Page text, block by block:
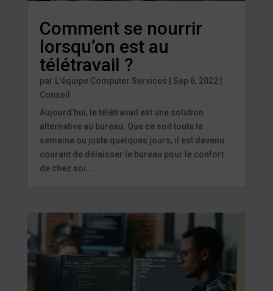
Comment se nourrir
lorsqu’on est au
télétravail ?
par L'équipe Computer Services | Sep 6, 2022 |
Conseil
Aujourd’hui, le télétravail est une solution
alternative au bureau. Que ce soit toute la
semaine ou juste quelques jours, il est devenu
courant de délaisser le bureau pour le confort
de chez soi....